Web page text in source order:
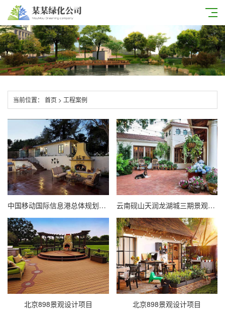
当前位置： 首页 > 工程案例
中国移动国际信息港总体规划方案 云南砚山天润龙湖城三期景观设计
北京898景观设计项目 北京898景观设计项目